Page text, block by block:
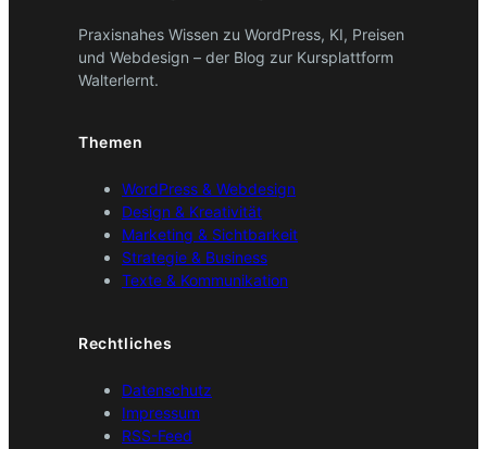
Praxisnahes Wissen zu WordPress, KI, Preisen
und Webdesign – der Blog zur Kursplattform
Walterlernt.
Themen
WordPress & Webdesign
Design & Kreativität
Marketing & Sichtbarkeit
Strategie & Business
Texte & Kommunikation
Rechtliches
Datenschutz
Impressum
RSS-Feed